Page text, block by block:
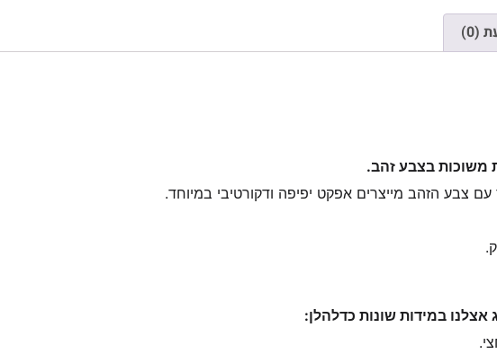
(0)
משוכות בצבע זהב.
צבע הזהב מייצרים אפקט יפיפה ודקורטיבי במיוחד.
אצלנו במידות שונות כדלהלן: